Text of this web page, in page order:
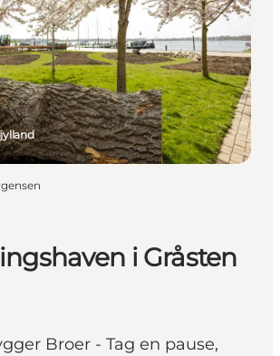
ferie
i Gråsten
Broer - Tag en pause,